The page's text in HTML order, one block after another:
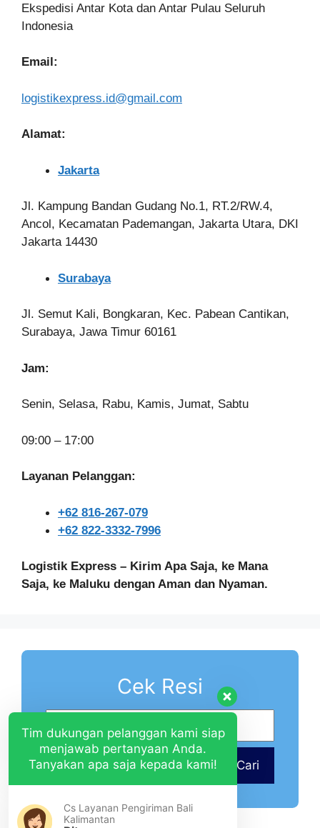
Ekspedisi Antar Kota dan Antar Pulau Seluruh
Indonesia
Email:
logistikexpress.id@gmail.com
Alamat:
Jakarta
Jl. Kampung Bandan Gudang No.1, RT.2/RW.4,
Ancol, Kecamatan Pademangan, Jakarta Utara, DKI
Jakarta 14430
Surabaya
Jl. Semut Kali, Bongkaran, Kec. Pabean Cantikan,
Surabaya, Jawa Timur 60161
Jam:
Senin, Selasa, Rabu, Kamis, Jumat, Sabtu
09:00 – 17:00
Layanan Pelanggan:
+62 816-267-079
+62 822-3332-7996
Logistik Express – Kirim Apa Saja, ke Mana
Saja, ke Maluku dengan Aman dan Nyaman.
Cek Resi
Cari
Tim dukungan pelanggan kami siap
menjawab pertanyaan Anda.
Tanyakan apa saja kepada kami!
Cs Layanan Pengiriman Bali
Kalimantan